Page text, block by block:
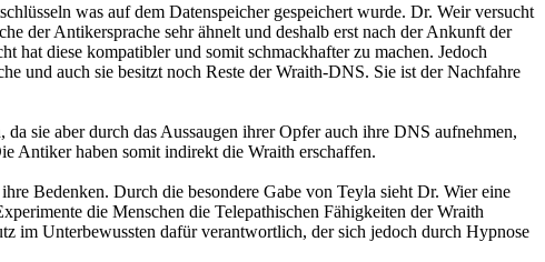
was auf dem Datenspeicher gespeichert wurde. Dr. Weir versucht
der Antikersprache sehr ähnelt und deshalb erst nach der Ankunft der
hat diese kompatibler und somit schmackhafter zu machen. Jedoch
und auch sie besitzt noch Reste der Wraith-DNS. Sie ist der Nachfahre
sie aber durch das Aussaugen ihrer Opfer auch ihre DNS aufnehmen,
Antiker haben somit indirekt die Wraith erschaffen.
Bedenken. Durch die besondere Gabe von Teyla sieht Dr. Wier eine
die Menschen die Telepathischen Fähigkeiten der Wraith
im Unterbewussten dafür verantwortlich, der sich jedoch durch Hypnose